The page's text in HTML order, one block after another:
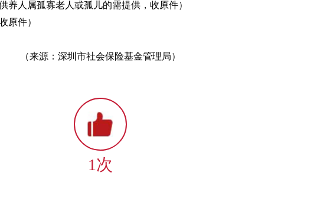
养人属孤寡老人或孤儿的需提供，收原件）
原件）
（来源：深圳市社会保险基金管理局）
1次